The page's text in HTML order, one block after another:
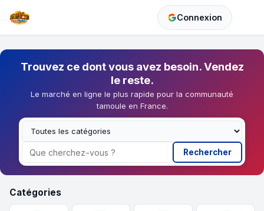
Connexion
Trouvez ce dont vous avez besoin. Vendez
le reste.
Le marché en ligne le plus rapide pour la communauté
tamoule en France.
Rechercher
Catégories